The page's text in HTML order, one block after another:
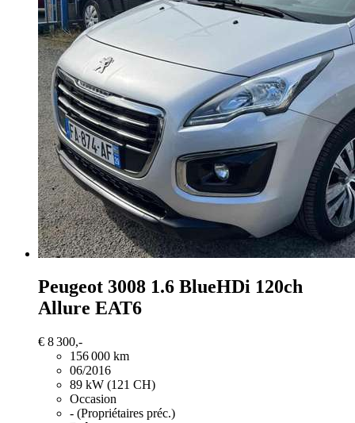
Peugeot 3008 1.6 BlueHDi 120ch
Allure EAT6
€ 8 300,-
156 000 km
06/2016
89 kW (121 CH)
Occasion
- (Propriétaires préc.)